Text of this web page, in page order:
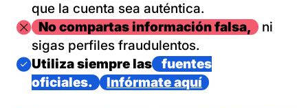
que la cuenta sea auténtica.
ImagenNo compartas información falsa,
ni
sigas perfiles fraudulentos.
Imagen
Utiliza siempre las
fuentes
oficiales.
Infórmate aquí